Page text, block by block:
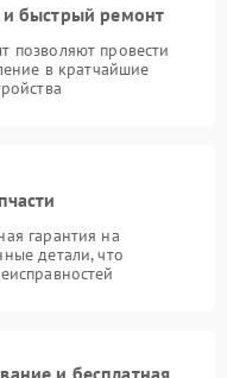
и быстрый ремонт
позволяют провести
в кратчайшие
гарантия на
детали, что
и бесплатная